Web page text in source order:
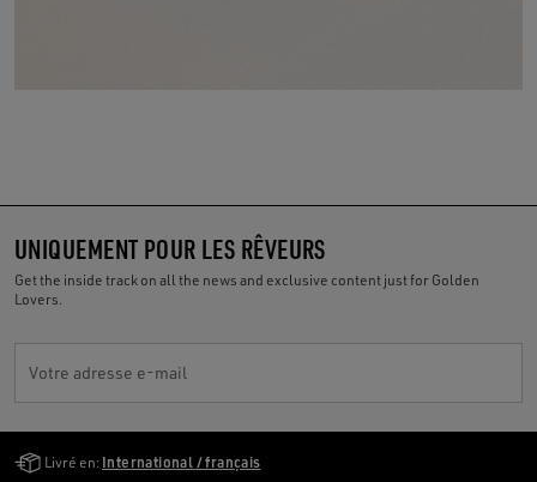
UNIQUEMENT POUR LES RÊVEURS
Get the inside track on all the news and exclusive content just for Golden
Lovers.
Votre adresse e-mail
Livré en: International / français